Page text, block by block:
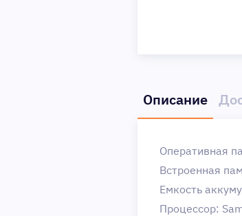
Описание
Оперативная
Встроенная
Емкость
Процессор: